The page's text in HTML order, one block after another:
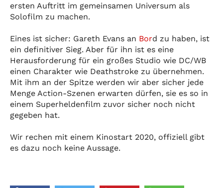
ersten Auftritt im gemeinsamen Universum als
Solofilm zu machen.
Eines ist sicher: Gareth Evans an Bord zu haben, ist
ein definitiver Sieg. Aber für ihn ist es eine
Herausforderung für ein großes Studio wie DC/WB
einen Charakter wie Deathstroke zu übernehmen.
Mit ihm an der Spitze werden wir aber sicher jede
Menge Action-Szenen erwarten dürfen, sie es so in
einem Superheldenfilm zuvor sicher noch nicht
gegeben hat.
Wir rechen mit einem Kinostart 2020, offiziell gibt
es dazu noch keine Aussage.